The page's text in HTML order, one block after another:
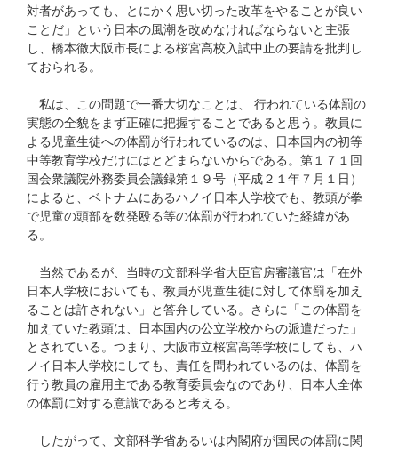
対者があっても、とにかく思い切った改革をやることが良い
ことだ」という日本の風潮を改めなければならないと主張
し、橋本徹大阪市長による桜宮高校入試中止の要請を批判し
ておられる。
私は、この問題で一番大切なことは、 行われている体罰の
実態の全貌をまず正確に把握することであると思う。教員に
よる児童生徒への体罰が行われているのは、日本国内の初等
中等教育学校だけにはとどまらないからである。第１７１回
国会衆議院外務委員会議録第１９号（平成２１年７月１日）
によると、ベトナムにあるハノイ日本人学校でも、教頭が拳
で児童の頭部を数発殴る等の体罰が行われていた経緯があ
る。
当然であるが、当時の文部科学省大臣官房審議官は「在外
日本人学校においても、教員が児童生徒に対して体罰を加え
ることは許されない」と答弁している。さらに「この体罰を
加えていた教頭は、日本国内の公立学校からの派遣だった」
とされている。つまり、大阪市立桜宮高等学校にしても、ハ
ノイ日本人学校にしても、責任を問われているのは、体罰を
行う教員の雇用主である教育委員会なのであり、日本人全体
の体罰に対する意識であると考える。
したがって、文部科学省あるいは内閣府が国民の体罰に関